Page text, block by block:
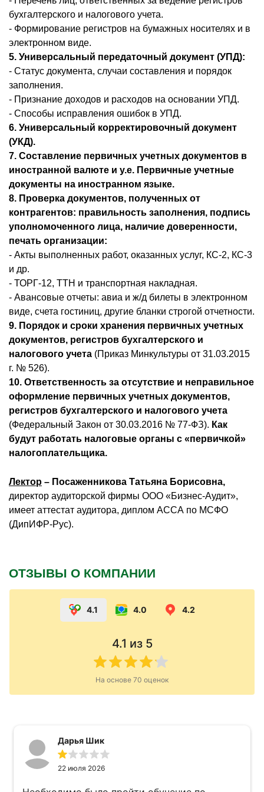
бухгалтерского и налогового учета.
- Формирование регистров на бумажных носителях и в
электронном виде.
5. Универсальный передаточный документ (УПД):
- Статус документа, случаи составления и порядок
заполнения.
- Признание доходов и расходов на основании УПД.
- Способы исправления ошибок в УПД.
6. Универсальный корректировочный документ
(УКД).
7. Составление первичных учетных документов в
иностранной валюте и у.е. Первичные учетные
документы на иностранном языке.
8. Проверка документов, полученных от
контрагентов: правильность заполнения, подпись
уполномоченного лица, наличие доверенности,
печать организации:
- Акты выполненных работ, оказанных услуг, КС-2, КС-3
и др.
- ТОРГ-12, ТТН и транспортная накладная.
- Авансовые отчеты: авиа и ж/д билеты в электронном
виде, счета гостиниц, другие бланки строгой отчетности.
9. Порядок и сроки хранения первичных учетных
документов, регистров бухгалтерского и
налогового учета (Приказ Минкультуры от 31.03.2015
г. № 526).
10. Ответственность за отсутствие и неправильное
оформление первичных учетных документов,
регистров бухгалтерского и налогового учета
(Федеральный Закон от 30.03.2016 № 77-ФЗ). Как
будут работать налоговые органы с «первичкой»
налогоплательщика.
Лектор – Посаженникова Татьяна Борисовна,
директор аудиторской фирмы ООО «Бизнес-Аудит»,
имеет аттестат аудитора, диплом АССА по МСФО
(ДипИФР-Рус).
ОТЗЫВЫ О КОМПАНИИ
4.1 4.0 4.2
4.1 из 5
На основе 70 оценок
Дарья Шик
22 июля 2026